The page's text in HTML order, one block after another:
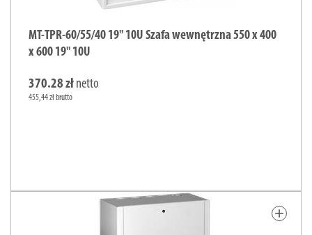
MT-TPR-60/55/40 19" 10U Szafa wewnętrzna 550 x 400
x 600 19" 10U
370.28 zł netto
455,44 zł brutto
add